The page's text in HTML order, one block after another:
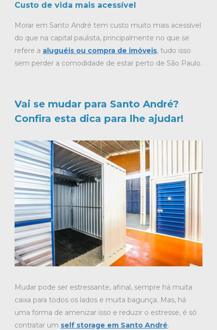
Custo de vida mais acessível
Morar em Santo André tem custo muito mais acessível
do que na capital paulista, principalmente no que se
refere a aluguéis ou compra de imóveis, tudo isso
sem perder a comodidade de estar perto de São Paulo.
Vai se mudar para Santo André?
Confira esta dica para lhe ajudar!
Mudar pode ser estressante, afinal, sempre há muita
caixa para todos os lados e muita bagunça. Mas, há
uma forma de amenizar isso e reduzir o estresse, é só
contratar um self storage em Santo André.